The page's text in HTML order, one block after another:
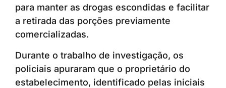
para manter as drogas escondidas e facilitar
a retirada das porções previamente
comercializadas.
Durante o trabalho de investigação, os
policiais apuraram que o proprietário do
estabelecimento, identificado pelas iniciais